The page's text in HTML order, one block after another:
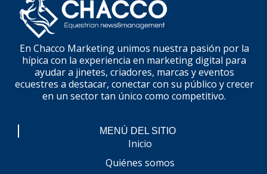
En Chacco Marketing unimos nuestra pasión por la
hípica con la experiencia en marketing digital para
ayudar a jinetes, criadores, marcas y eventos
ecuestres a destacar, conectar con su público y crecer
en un sector tan único como competitivo.
MENÚ DEL SITIO
Inicio
Quiénes somos